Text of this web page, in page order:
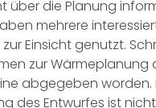
über die Planung
mehrere
Einsicht genutzt.
zur Wärmeplanung
abgegeben worden.
des Entwurfes ist